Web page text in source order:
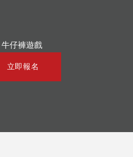
仔褲遊戲
立即報名